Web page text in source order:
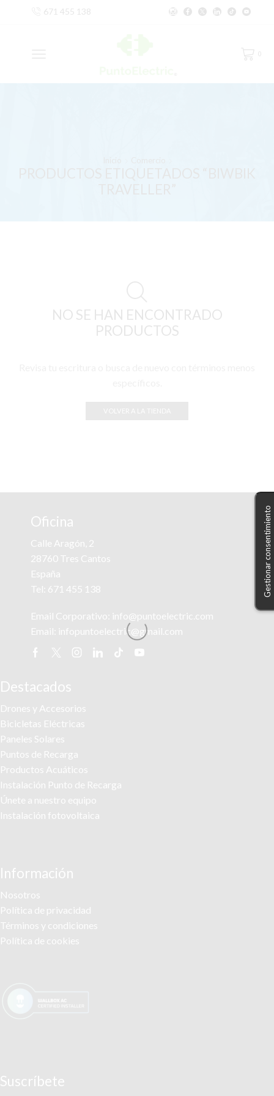
671 455 138
0
NO SE HAN ENCONTRADO
PRODUCTOS
Oficina
Calle Aragón, 2
28760 Tres Cantos
España
Tel: 671 455 138
Email Corporativo: info@puntoelectric.com
Email: infopuntoelectric@gmail.com
Facebook
TwitterInstagram
LinkedinTik- Youtube
Destacados
Drones y Accesorios
Bicicletas Eléctricas
Paneles Solares
Puntos de Recarga
Productos Acuáticos
Instalación Punto de Recarga
Únete a nuestro equipo
Instalación fotovoltaica
Información
Nosotros
Política de privacidad
Términos y condiciones
Política de cookies
Suscríbete
Gestionar consentimiento